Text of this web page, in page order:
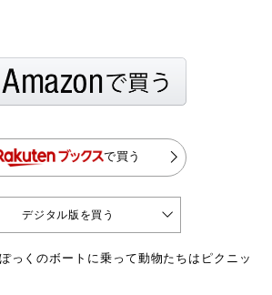
で買う
デジタル版を買う
っくのボートに乗って動物たちはピクニッ